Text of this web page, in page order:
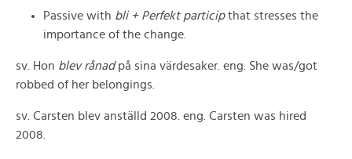
Passive with bli + Perfekt participthat stresses the
importance of the change.
sv. Hon blev rånadpå sina värdesaker. eng. She was/got
robbed of her belongings.
sv. Carsten blev anställd 2008. eng. Carsten was hired
2008.